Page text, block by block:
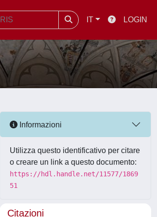
IT LOGIN
Informazioni
Utilizza questo identificativo per citare
o creare un link a questo documento:
https://hdl.handle.net/11577/1869
51
Citazioni